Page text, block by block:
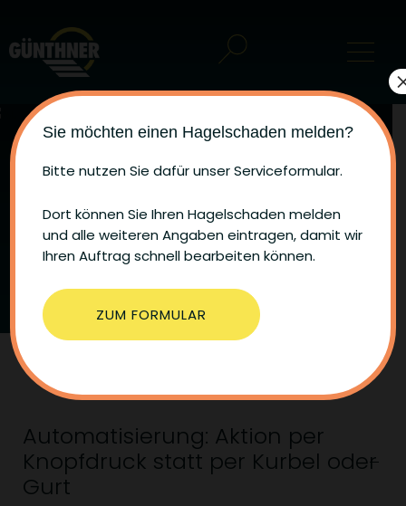
Automatisierung &
Smart Home
Warum kurbeln oder ziehen, wenn es auch ganz
Automatisierung: Aktion per
Knopfdruck statt per Kurbel oder
Gurt
Sie möchten einen Hagelschaden melden?
Bitte nutzen Sie dafür unser Serviceformular.
Dort können Sie Ihren Hagelschaden melden
und alle weiteren Angaben eintragen, damit wir
Ihren Auftrag schnell bearbeiten können.
ZUM FORMULAR